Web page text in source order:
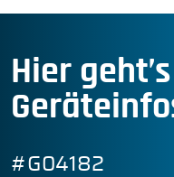
Hier
#G04182